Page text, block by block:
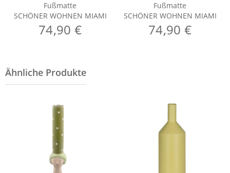
Fußmatte
SCHÖNER WOHNEN MIAMI
74,90 €
Fußmatte
SCHÖNER WOHNEN MIAMI
74,90 €